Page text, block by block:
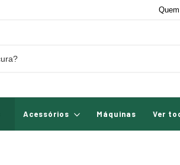
Acessórios Máquinas Ver